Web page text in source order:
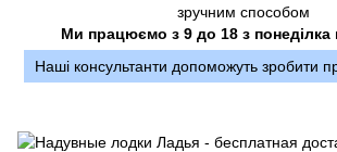
зручним способом
Ми працюємо з 9 до 18 з понеділка
Наші консультанти допоможуть зробити